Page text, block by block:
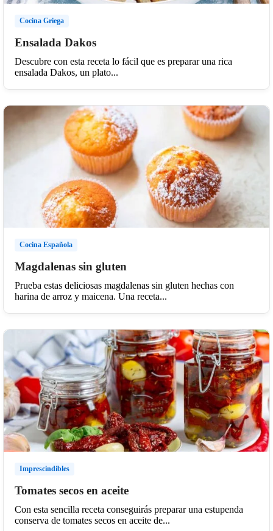
Cocina Griega
Ensalada Dakos
Descubre con esta receta lo fácil que es preparar una rica
ensalada Dakos, un plato...
Cocina Española
Magdalenas sin gluten
Prueba estas deliciosas magdalenas sin gluten hechas con
harina de arroz y maicena. Una receta...
Imprescindibles
Tomates secos en aceite
Con esta sencilla receta conseguirás preparar una estupenda
conserva de tomates secos en aceite de...